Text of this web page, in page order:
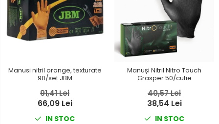
Manusi nitril orange, texturate
90/set JBM
91,41 Lei
66,09 Lei
IN STOC
Manuși Nitril Nitro Touch
Grasper 50/cutie
40,57 Lei
38,54 Lei
IN STOC